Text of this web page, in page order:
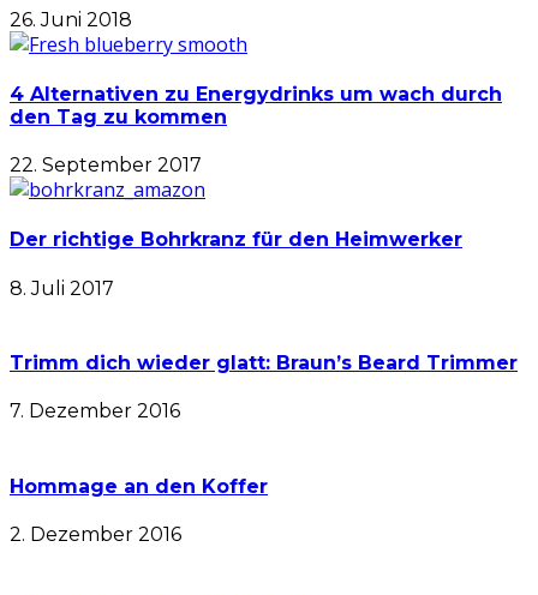
26. Juni 2018
4 Alternativen zu Energydrinks um wach durch
den Tag zu kommen
22. September 2017
Der richtige Bohrkranz für den Heimwerker
8. Juli 2017
Trimm dich wieder glatt: Braun’s Beard Trimmer
7. Dezember 2016
Hommage an den Koffer
2. Dezember 2016